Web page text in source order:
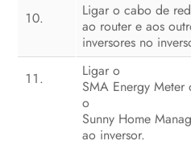
Ligar o cabo de
ao router e aos
inversores no
Ligar o
SMA Energy Meter
o
Sunny Home
ao inversor.